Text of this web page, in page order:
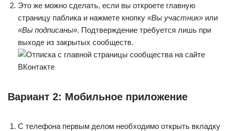
Это же можно сделать, если вы откроете главную
страницу паблика и нажмете кнопку «Вы участник» или
«Вы подписаны». Подтверждение требуется лишь при
выходе из закрытых сообществ.
Вариант 2: Мобильное приложение
С телефона первым делом необходимо открыть вкладку